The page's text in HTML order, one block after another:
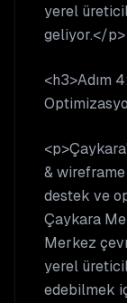
yerel
geliyor.</p>
<h3>Adım
&
destek ve
Çaykara
Merkez
yerel
edebilmek